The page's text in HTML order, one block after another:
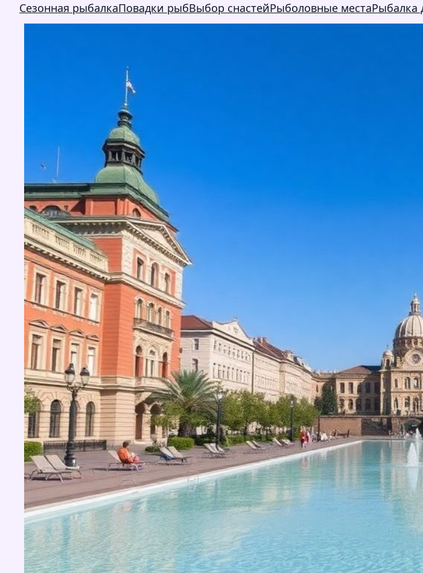
Сезонная рыбалкаПовадки рыбВыбор снастейРыболовные местаРыбалка